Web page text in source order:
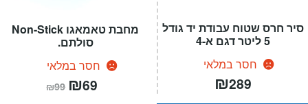
מחבת טאמאגו Non-Stick
סולתם.
חסר במלאי
₪99 המחיר
המקורי
₪69
סיר חרס שטוח עבודת יד גודל
5 ליטר דגם א-4
חסר במלאי
₪289